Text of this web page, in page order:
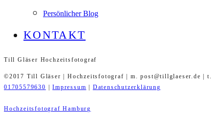
Persönlicher Blog
KONTAKT
Till Gläser Hochzeitsfotograf
©2017 Till Gläser | Hochzeitsfotograf | m. post@tillglaeser.de | t.
01705579630
|Impressum Datenschutzerklärung
Hochzeitsfotograf Hamburg